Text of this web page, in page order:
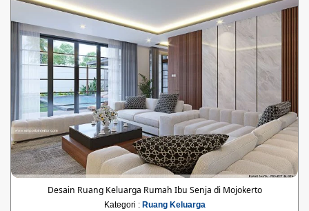
Desain Ruang Keluarga Rumah Ibu Senja di Mojokerto
Kategori : Ruang Keluarga